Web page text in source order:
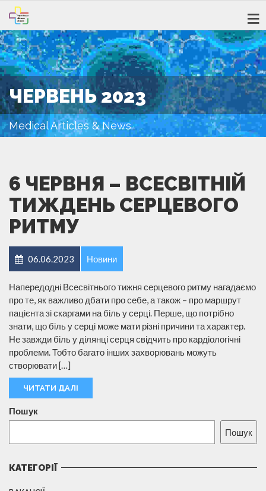
ЧЕРВЕНЬ 2023
Medical Articles & News
6 ЧЕРВНЯ – ВСЕСВІТНІЙ
ТИЖДЕНЬ СЕРЦЕВОГО
РИТМУ
06.06.2023 Новини
Напередодні Всесвітнього тижня серцевого ритму нагадаємо
про те, як важливо дбати про себе, а також – про маршрут
пацієнта зі скаргами на біль у серці. Перше, що потрібно
знати, що біль у серці може мати різні причини та характер.
Не завжди біль у ділянці серця свідчить про кардіологічні
проблеми. Тобто багато інших захворювань можуть
створювати […]
ЧИТАТИ ДАЛІ
Пошук
Пошук
КАТЕГОРІЇ